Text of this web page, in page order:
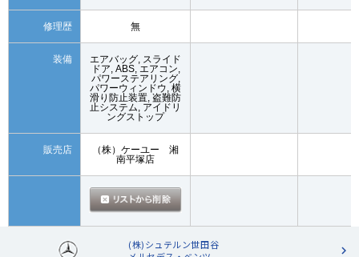
修理歴 無
装備
エアバッグ, スライド
ドア, ABS, エアコン,
パワーステアリング,
パワーウィンドウ, 横
滑り防止装置, 盗難防
止システム, アイドリ
ングストップ
販売店
（株）ケーユー 湘
南平塚店
(株)シュテルン世田谷